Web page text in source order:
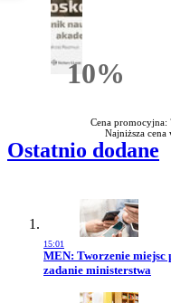
10%Rabatu
Cena promocyjna:
Najniższa cena
Ostatnio dodane
15:01
Przejdź do artykułu:
MEN: Tworzenie miejsc
zadanie ministerstwa